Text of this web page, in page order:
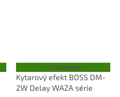
Z
D
A
R
ZDARMA
Kytarový efekt BOSS DM-
2W Delay WAZA série